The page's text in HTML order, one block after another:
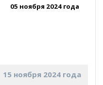
05 ноября 2024 года
15 ноября 2024 года